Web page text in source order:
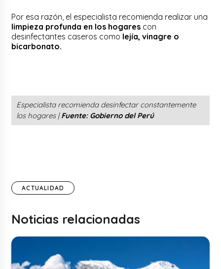
Por esa razón, el especialista recomienda realizar una
limpieza profunda en los hogares con
desinfectantes caseros como lejía, vinagre o
bicarbonato.
Especialista recomienda desinfectar constantemente
los hogares |Fuente: Gobierno del Perú
ACTUALIDAD
Noticias relacionadas